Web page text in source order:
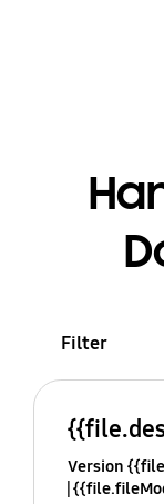
Filter
Version